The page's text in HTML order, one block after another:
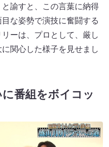
諭すと、この言葉に納得
な姿勢で演技に奮闘する
ーは、プロとして、厳し
関心した様子を見せまし
番組をボイコッ